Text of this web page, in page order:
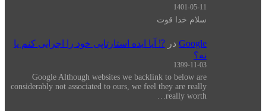
سلام خدا قوت
در⁉️ آیا ایده استارتاپی خود را اجرایی کنم یا
Google Although websites we backlink to below are
considerably not associated to ours, we feel they are really
really worth…